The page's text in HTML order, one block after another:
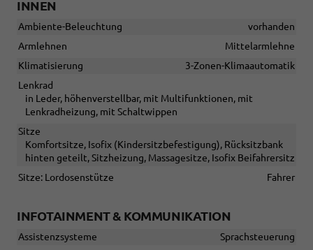
INNEN
Ambiente-Beleuchtung
vorhanden
Armlehnen
Mittelarmlehne
Klimatisierung
3-Zonen-Klimaautomatik
Lenkrad
in Leder, höhenverstellbar, mit Multifunktionen, mit
Lenkradheizung, mit Schaltwippen
Sitze
Komfortsitze, Isofix (Kindersitzbefestigung), Rücksitzbank
hinten geteilt, Sitzheizung, Massagesitze, Isofix Beifahrersitz
Sitze: Lordosenstütze
Fahrer
INFOTAINMENT & KOMMUNIKATION
Assistenzsysteme
Sprachsteuerung